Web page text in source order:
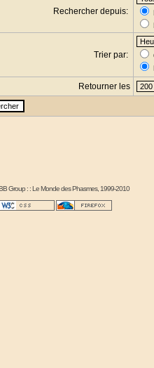
Rechercher depuis:
Trier par:
Retourner les
Group : :Le Monde des Phasmes, 1999-2010